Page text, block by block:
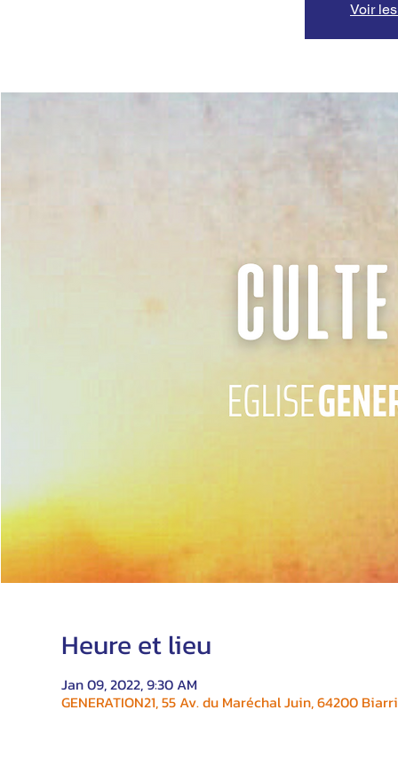
Voir
Heure et lieu
Jan 09, 2022, 9:30 AM
GENERATION21, 55 Av. du Maréchal Juin, 64200